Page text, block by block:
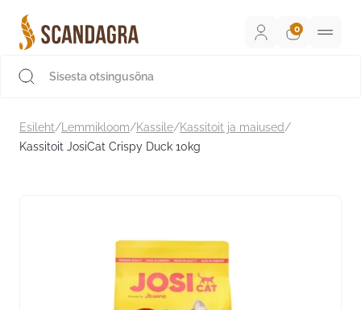
sisu
juurde
Esileht/ Lemmikloom/Kassile/Kassitoit ja maiused/
Kassitoit JosiCat Crispy Duck 10kg